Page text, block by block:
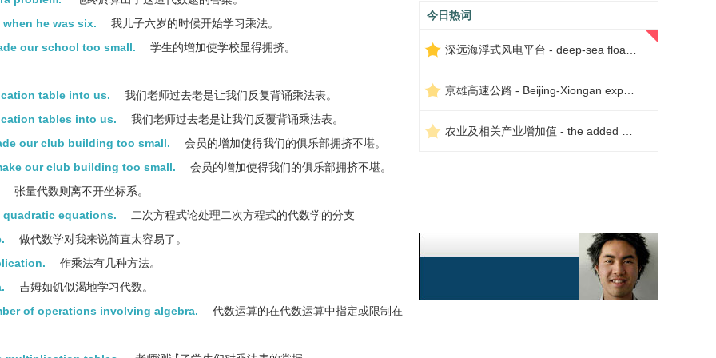
he was six.
我儿子六岁的时候开始学习乘法。
our school too small.
学生的增加使学校显得拥挤。
table into us.
我们老师过去老是让我们反复背诵乘法表。
tables into us.
我们老师过去老是让我们反覆背诵乘法表。
our club building too small.
会员的增加使得我们的俱乐部拥挤不堪。
our club building too small.
会员的增加使得我们的俱乐部拥挤不堪。
张量代数则离不开坐标系。
equations.
二次方程式论处理二次方程式的代数学的分支
做代数学对我来说简直太容易了。
作乘法有几种方法。
吉姆如饥似渴地学习代数。
of operations involving algebra.
代数运算的在代数运算中指定或限制在
今日热词